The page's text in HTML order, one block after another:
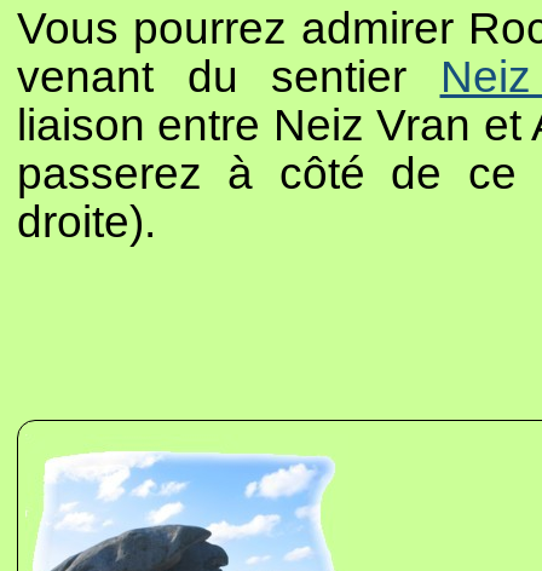
Vous pourrez admirer
venant du sentier
liaison entre Neiz Vran
passerez à côté de ce
droite).